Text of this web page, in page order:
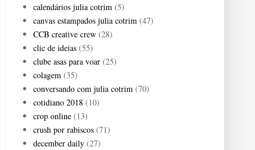
calendários julia cotrim (5)
canvas estampados julia cotrim (47)
CCB creative crew (28)
clic de ideias (55)
clube asas para voar (25)
colagem (35)
conversando com julia cotrim (70)
cotidiano 2018 (10)
crop online (13)
crush por rabiscos (71)
december daily (27)